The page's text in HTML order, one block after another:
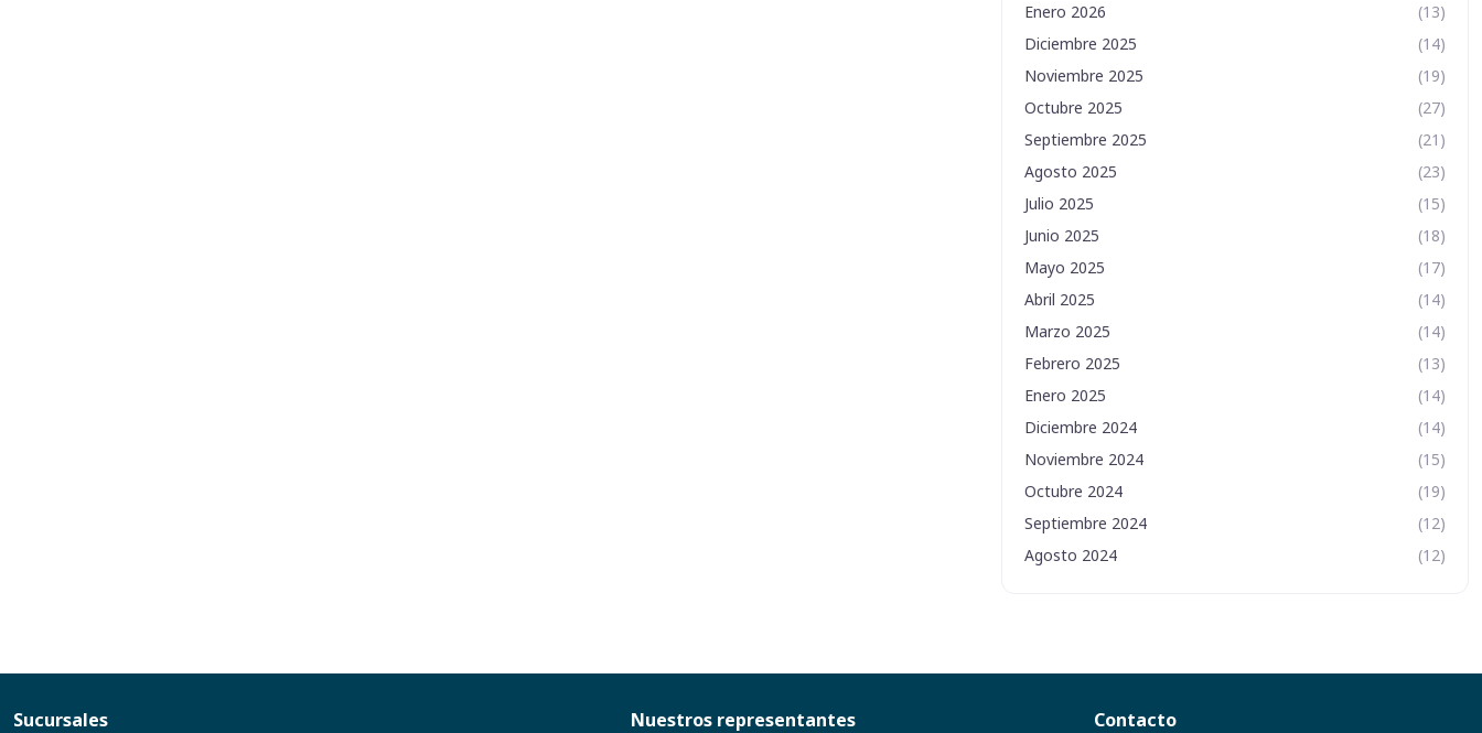
Enero 2026
(13)
Diciembre 2025
(14)
Noviembre 2025
(19)
Octubre 2025
(27)
Septiembre 2025
(21)
Agosto 2025
(23)
Julio 2025
(15)
Junio 2025
(18)
Mayo 2025
(17)
Abril 2025
(14)
Marzo 2025
(14)
Febrero 2025
(13)
Enero 2025
(14)
Diciembre 2024
(14)
Noviembre 2024
(15)
Octubre 2024
(19)
Septiembre 2024
(12)
Agosto 2024
(12)
Sucursales
Nuestros representantes
Contacto